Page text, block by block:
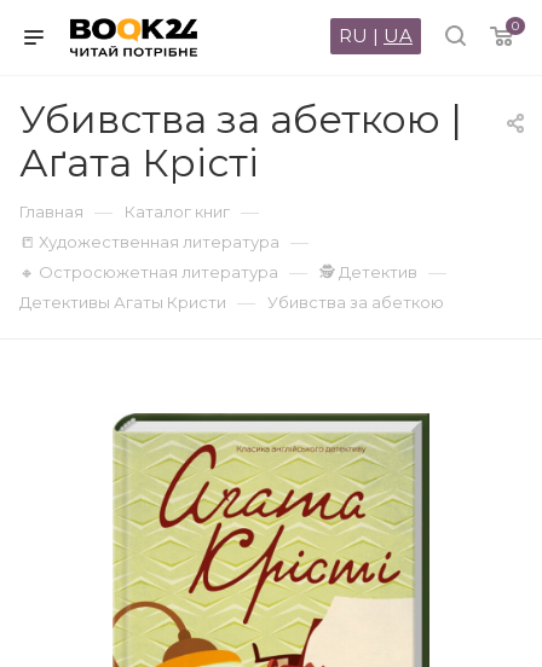
0
RU | UA
Убивства за абеткою |
Аґата Крісті
Главная — Каталог книг —
📒 Художественная литература —
🔸 Остросюжетная литература — 🕵 Детектив —
Детективы Агаты Кристи — Убивства за абеткою